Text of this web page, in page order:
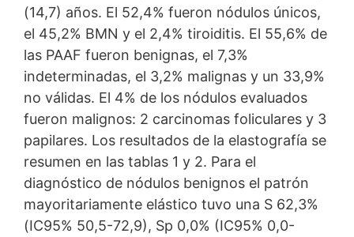
(14,7) años. El 52,4% fueron nódulos únicos,
el 45,2% BMN y el 2,4% tiroiditis. El 55,6% de
las PAAF fueron benignas, el 7,3%
indeterminadas, el 3,2% malignas y un 33,9%
no válidas. El 4% de los nódulos evaluados
fueron malignos: 2 carcinomas foliculares y 3
papilares. Los resultados de la elastografía se
resumen en las tablas 1 y 2. Para el
diagnóstico de nódulos benignos el patrón
mayoritariamente elástico tuvo una S 62,3%
(IC95% 50,5-72,9), Sp 0,0% (IC95% 0,0-